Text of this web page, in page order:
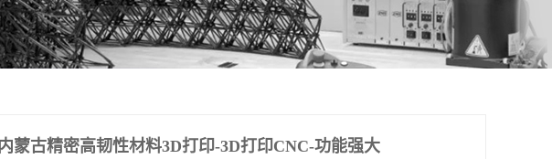
内蒙古精密高韧性材料3D打印-3D打印CNC-功能强大